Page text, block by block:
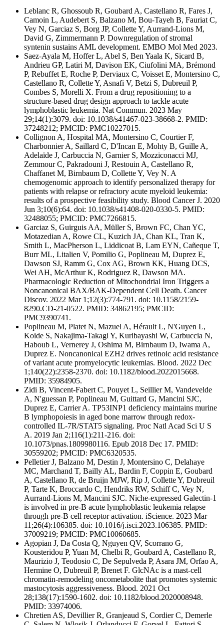
Leblanc R, Ghossoub R, Goubard A, Castellano R, Fares J,
Camoin L, Audebert S, Balzano M, Bou-Tayeh B, Fauriat C,
Vey N, Garciaz S, Borg JP, Collette Y, Aurrand-Lions M,
David G, Zimmermann P. Downregulation of stromal
syntenin sustains AML development. EMBO Mol Med 2023.
Saez-Ayala M, Hoffer L, Abel S, Ben Yaala K, Sicard B,
Andrieu GP, Latiri M, Davison EK, Ciufolini MA, Brémond
P, Rebuffet E, Roche P, Derviaux C, Voisset E, Montersino C,
Castellano R, Collette Y, Asnafi V, Betzi S, Dubreuil P,
Combes S, Morelli X. From a drug repositioning to a
structure-based drug design approach to tackle acute
lymphoblastic leukemia. Nat Commun. 2023 May
29;14(1):3079. doi: 10.1038/s41467-023-38668-2. PMID:
37248212; PMCID: PMC10227015.
Collignon A, Hospital MA, Montersino C, Courtier F,
Charbonnier A, Saillard C, D'Incan E, Mohty B, Guille A,
Adelaïde J, Carbuccia N, Garnier S, Mozziconacci MJ,
Zemmour C, Pakradouni J, Restouin A, Castellano R,
Chaffanet M, Birnbaum D, Collette Y, Vey N. A
chemogenomic approach to identify personalized therapy for
patients with relapse or refractory acute myeloid leukemia:
results of a prospective feasibility study. Blood Cancer J. 2020
Jun 3;10(6):64. doi: 10.1038/s41408-020-0330-5. PMID:
32488055; PMCID: PMC7266815.
Garciaz S, Guirguis AA, Müller S, Brown FC, Chan YC,
Motazedian A, Rowe CL, Kuzich JA, Chan KL, Tran K,
Smith L, MacPherson L, Liddicoat B, Lam EYN, Cañeque T,
Burr ML, Litalien V, Pomilio G, Poplineau M, Duprez E,
Dawson SJ, Ramm G, Cox AG, Brown KK, Huang DCS,
Wei AH, McArthur K, Rodriguez R, Dawson MA.
Pharmacologic Reduction of Mitochondrial Iron Triggers a
Noncanonical BAX/BAK-Dependent Cell Death. Cancer
Discov. 2022 Mar 1;12(3):774-791. doi: 10.1158/2159-
8290.CD-21-0522. PMID: 34862195; PMCID:
PMC9390741.
Poplineau M, Platet N, Mazuel A, Hérault L, N'Guyen L,
Koide S, Nakajima-Takagi Y, Kuribayashi W, Carbuccia N,
Haboub L, Vernerey J, Oshima M, Birnbaum D, Iwama A,
Duprez E. Noncanonical EZH2 drives retinoic acid resistance
of variant acute promyelocytic leukemias. Blood. 2022 Dec
1;140(22):2358-2370. doi: 10.1182/blood.2022015668.
PMID: 35984905.
Zidi B, Vincent-Fabert C, Pouyet L, Seillier M, Vandevelde
A, N'guessan P, Poplineau M, Guittard G, Mancini SJC,
Duprez E, Carrier A. TP53INP1 deficiency maintains murine
B lymphopoiesis in aged bone marrow through redox-
controlled IL-7R/STAT5 signaling. Proc Natl Acad Sci U S
A. 2019 Jan 2;116(1):211-216. doi:
10.1073/pnas.1809980116. Epub 2018 Dec 17. PMID:
30559202; PMCID: PMC6320535.
Pelletier J, Balzano M, Destin J, Montersino C, Delahaye
MC, Marchand T, Bailly AL, Bardin F, Coppin E, Goubard
A, Castellano R, de Bruijn MJW, Rip J, Collette Y, Dubreuil
P, Tarte K, Broccardo C, Hendriks RW, Schiff C, Vey N,
Aurrand-Lions M, Mancini SJC. Niche-expressed Galectin-1
is involved in pre-B acute lymphoblastic leukemia relapse
through pre-B cell receptor activation. iScience. 2023 Mar
11;26(4):106385. doi: 10.1016/j.isci.2023.106385. PMID:
37009219; PMCID: PMC10060685.
Agopian J, Da Costa Q, Nguyen QV, Scorrano G,
Kousteridou P, Yuan M, Chelbi R, Goubard A, Castellano R,
Maurizio J, Teodosio C, De Sepulveda P, Asara JM, Orfao A,
Hermine O, Dubreuil P, Brenet F. GlcNAc is a mast-cell
chromatin-remodeling oncometabolite that promotes systemic
mastocytosis aggressiveness. Blood. 2021 Oct
28;138(17):1590-1602. doi: 10.1182/blood.2020008948.
PMID: 33974006.
Chretien AS, Devillier R, Granjeaud S, Cordier C, Demerle